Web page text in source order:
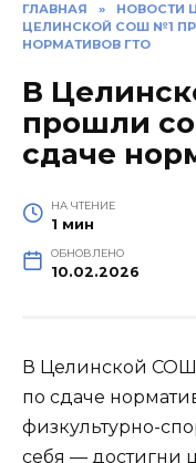
ГЛАВНАЯ » НОВОСТИ
ЦЕЛИНСКОЙ СОШ №1
НОРМАТИВОВ ГТО
В
прошли
сдаче
НА ЧТЕНИЕ
1 мин
ОБНОВЛЕНО
10.02.2026
В Целинской
по сдаче
физкультурно-
себя — достигни